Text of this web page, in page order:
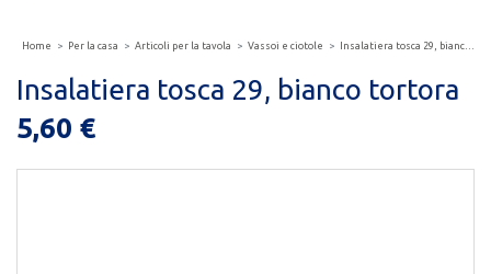
Home Per la casa Articoli per la tavola Vassoi e ciotole Insalatiera tosca 29, bianco tortora
Insalatiera tosca 29, bianco tortora
5,60 €